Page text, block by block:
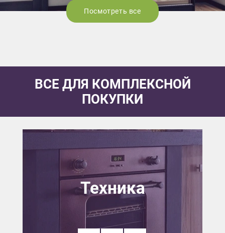
Посмотреть все
ВСЕ ДЛЯ КОМПЛЕКСНОЙ
ПОКУПКИ
Техника